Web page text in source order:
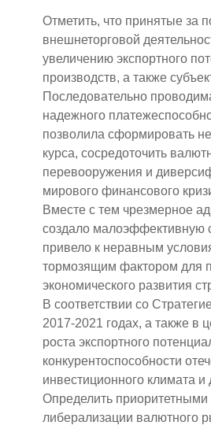
Отметить, что принятые за
внешнеторговой
увеличению экспортного
производств, а также
Последовательно
надежного
позволила сформировать
курса, сосредоточить
перевооружения и
мирового финансового
Вместе с тем чрезмерное
создало малоэффективную
привело к неравным
тормозящим фактором для
экономического развития
В соответствии со
2017-2021 годах, а также в
роста экспортного
конкурентоспособности
инвестиционного климата
Определить приоритетными
либерализации валютного